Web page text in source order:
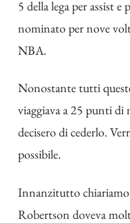
5 della lega per assist
nominato per nove
NBA.
Nonostante tutti
viaggiava a 25 punti di
decisero di cederlo.
possibile.
Innanzitutto
Robertson doveva